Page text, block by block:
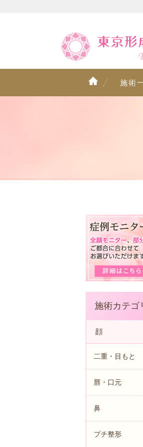
施術
施術カテゴ
顔
二重・目もと
唇・口元
鼻
プチ整形